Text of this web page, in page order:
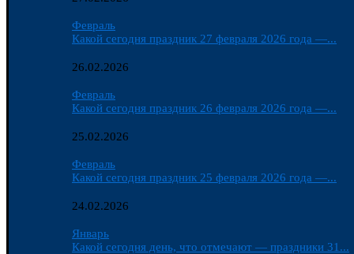
Февраль
Какой сегодня праздник 27 февраля 2026 года —...
26.02.2026
Февраль
Какой сегодня праздник 26 февраля 2026 года —...
25.02.2026
Февраль
Какой сегодня праздник 25 февраля 2026 года —...
24.02.2026
Январь
Какой сегодня день, что отмечают — праздники 31...